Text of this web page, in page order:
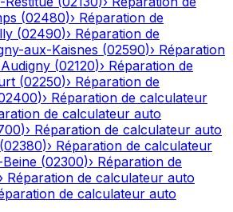
(02480)› Réparation de
(02490)› Réparation de
aux-Kaisnes (02590)› Réparation
Audigny (02120)› Réparation de
(02250)› Réparation de
)› Réparation de calculateur
de calculateur auto
)› Réparation de calculateur auto
(02380)› Réparation de calculateur
(02300)› Réparation de
› Réparation de calculateur auto
de calculateur auto